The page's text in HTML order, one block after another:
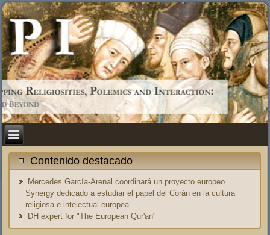
Contenido destacado
Mercedes García-Arenal coordinará un proyecto europeo
Synergy dedicado a estudiar el papel del Corán en la cultura
religiosa e intelectual europea.
DH expert for "The European Qur'an"